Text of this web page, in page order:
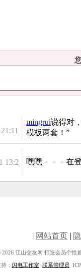
| 网站首页 |
2026 江山交友网 打造会员个性
： 闪电工作室 联系管理员